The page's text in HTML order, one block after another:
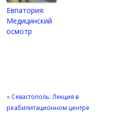
Евпатория:
Медицинский
осмотр
« Севастополь: Лекция в
реабилитационном центре